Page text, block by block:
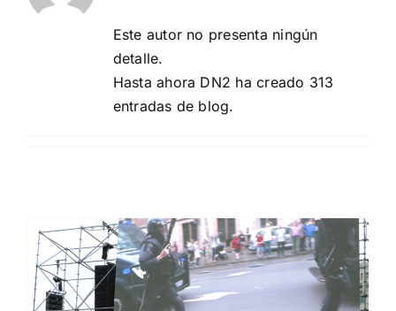
Este autor no presenta ningún
detalle.
Hasta ahora DN2 ha creado 313
entradas de blog.